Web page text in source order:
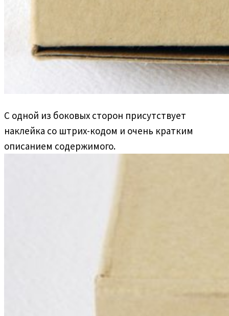
С одной из боковых сторон присутствует
наклейка со штрих-кодом и очень кратким
описанием содержимого.